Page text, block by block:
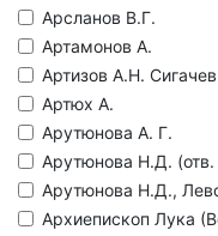
Арсланов В.Г.
Артамонов А.
Артизов А.Н.
Артюх А.
Арутюнова А. Г.
Арутюнова Н.Д. (отв.
Арутюнова Н.Д.,
Архиепископ Лука